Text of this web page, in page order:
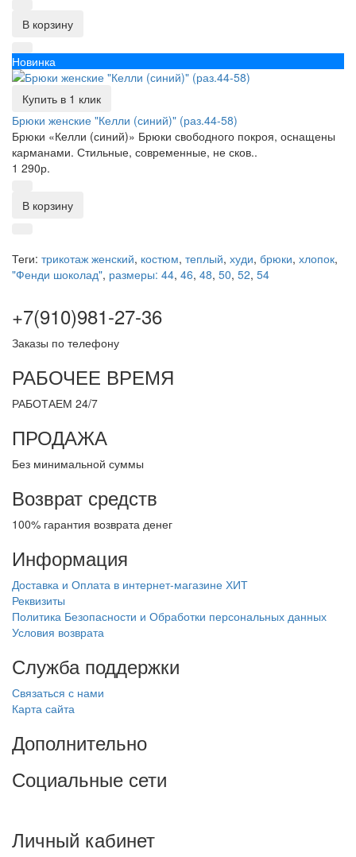
В корзину
Новинка
Купить в 1 клик
Брюки женские "Келли (синий)" (раз.44-58)
Брюки «Келли (синий)» Брюки свободного покроя, оснащены
карманами. Стильные, современные, не сков..
1 290р.
В корзину
Теги: трикотаж женский, костюм, теплый, худи, брюки, хлопок,
"Фенди шоколад", размеры: 44, 46, 48, 50, 52, 54
+7(910)981-27-36
Заказы по телефону
РАБОЧЕЕ ВРЕМЯ
РАБОТАЕМ 24/7
ПРОДАЖА
Без минимальной суммы
Возврат средств
100% гарантия возврата денег
Информация
Доставка и Оплата в интернет-магазине ХИТ
Реквизиты
Политика Безопасности и Обработки персональных данных
Условия возврата
Служба поддержки
Связаться с нами
Карта сайта
Дополнительно
Социальные сети
Личный кабинет